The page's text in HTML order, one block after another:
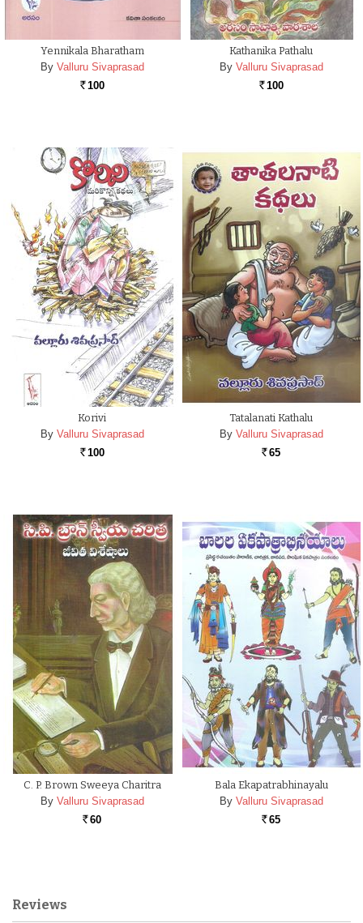
Yennikala Bharatham
By Valluru Sivaprasad
Rs. 100
Kathanika Pathalu
By Valluru Sivaprasad
Rs. 100
Korivi
By Valluru Sivaprasad
Rs. 100
Tatalanati Kathalu
By Valluru Sivaprasad
Rs. 65
C. P. Brown Sweeya Charitra
By Valluru Sivaprasad
Rs. 60
Bala Ekapatrabhinayalu
By Valluru Sivaprasad
Rs. 65
Reviews